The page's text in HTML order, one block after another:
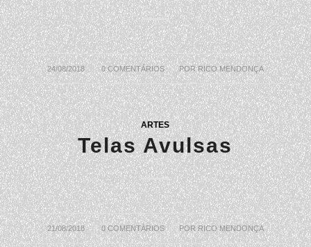
24/08/2018
/ 0 COMENTÁRIOS
/ PORRICO MENDONÇA
ARTES
Telas Avulsas
21/08/2018
/ 0 COMENTÁRIOS
/ PORRICO MENDONÇA